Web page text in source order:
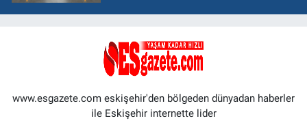
www.esgazete.com eskişehir'den bölgeden dünyadan haberler
ile Eskişehir internette lider